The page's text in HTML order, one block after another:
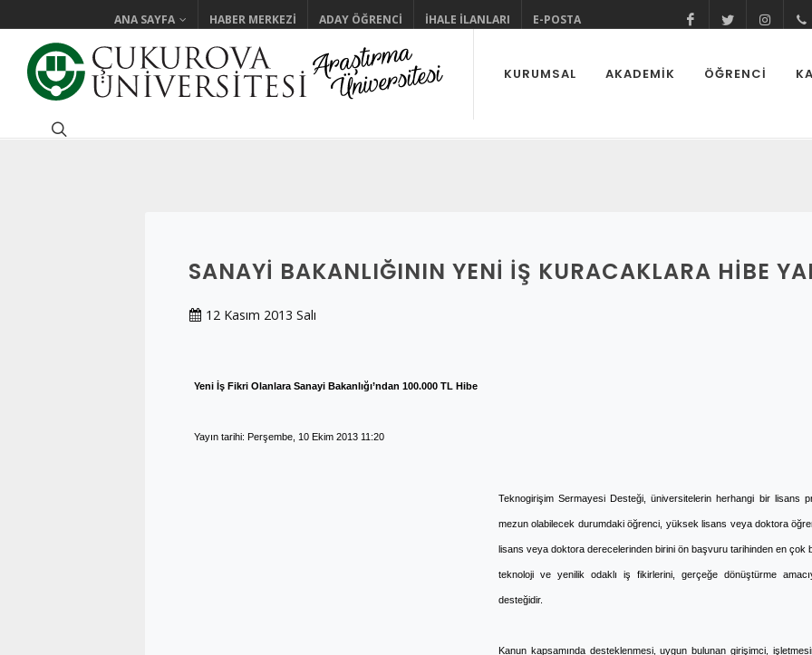
ANA SAYFA HABER MERKEZI ADAY ÖĞRENCI İHALE İLANLARI E-POSTA
KURUMSAL AKADEMİK ÖĞRENCİ
SANAYI BAKANLIĞININ YENI İŞ KURACAKLARA HIBE
12 Kasım 2013 Salı
Yeni İş Fikri Olanlara Sanayi Bakanlığı’ndan 100.000 TL Hibe
Yayın tarihi: Perşembe, 10 Ekim 2013 11:20
Teknogirişim Sermayesi Desteği, üniversitelerin herhangi bir lisans
mezun olabilecek durumdaki öğrenci, yüksek lisans veya doktora
lisans veya doktora derecelerinden birini ön başvuru tarihinden en çok
teknoloji ve yenilik odaklı iş fikirlerini, gerçeğe dönüştürme
desteğidir.
Kanun kapsamında desteklenmesi, uygun bulunan girişimci,